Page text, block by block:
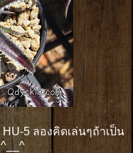
5 ลองคิดเล่นๆถ้าเป็น